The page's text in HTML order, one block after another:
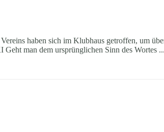
haben sich im Klubhaus getroffen, um
man dem ursprünglichen Sinn des Wortes ...